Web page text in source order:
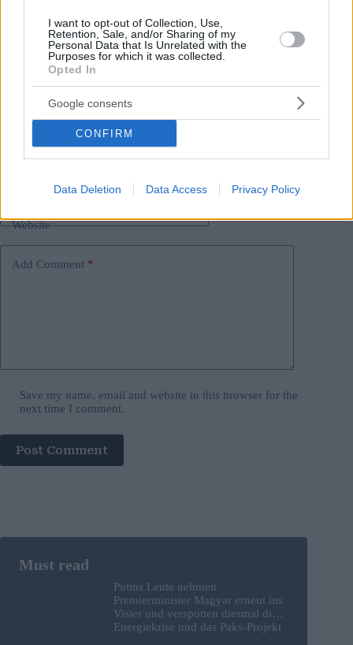
I want to opt-out of Collection, Use,
Retention, Sale, and/or Sharing of my
Personal Data that Is Unrelated with the
Purposes for which it was collected.
Opted In
Google consents
CONFIRM
Data Deletion Data Access Privacy Policy
Investitionen #Otp-Bank #ungarische Wirtschaft
Your email address will not be published. *
Website
Add Comment *
Save my name, email and website in this browser for the
next time I comment.
Post Comment
Putins Leute nehmen
Premierminister Magyar erneut ins
Visier und verspotten diesmal die
Energiekrise und das Paks-Projekt